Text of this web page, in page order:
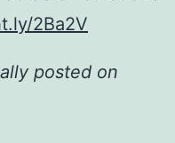
2Ba2V
posted on